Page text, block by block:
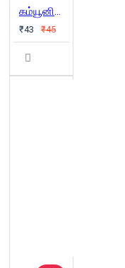
கம்யூனிஸ்டுக் கட்சி அறிக்கை (சிறியது)
₹43 ₹45